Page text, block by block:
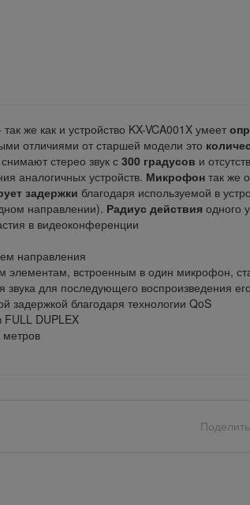
так же как и устройство KX-VCA001X умеет
отличиями от старшей модели это
стерео звук с300 градусов и
аналогичных устройств. Микрофон так же
задержки благодаря используемой в
направлении). Радиус действия одного
в видеоконференции
направления
элементам, встроенным в один микрофон,
звука для последующего воспроизведения
задержкой благодаря технологии QoS
FULL DUPLEX
метров